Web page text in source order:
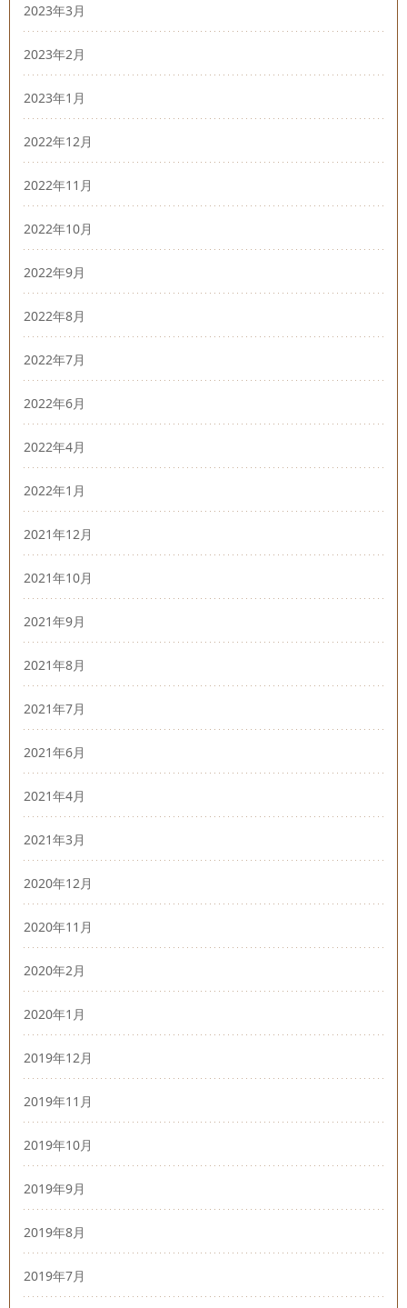
2023年3月
2023年2月
2023年1月
2022年12月
2022年11月
2022年10月
2022年9月
2022年8月
2022年7月
2022年6月
2022年4月
2022年1月
2021年12月
2021年10月
2021年9月
2021年8月
2021年7月
2021年6月
2021年4月
2021年3月
2020年12月
2020年11月
2020年2月
2020年1月
2019年12月
2019年11月
2019年10月
2019年9月
2019年8月
2019年7月